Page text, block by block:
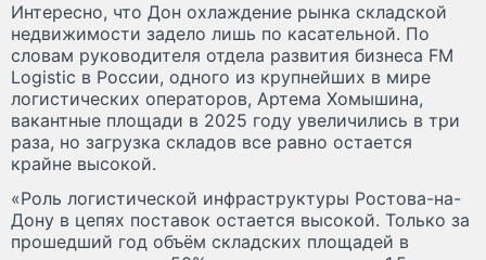
Интересно, что Дон охлаждение рынка складской
недвижимости задело лишь по касательной. По
словам руководителя отдела развития бизнеса FM
Logistic в России, одного из крупнейших в мире
логистических операторов, Артема Хомышина,
вакантные площади в 2025 году увеличились в три
раза, но загрузка складов все равно остается
крайне высокой.
«Роль логистической инфраструктуры Ростова-на-
Дону в цепях поставок остается высокой. Только за
прошедший год объём складских площадей в